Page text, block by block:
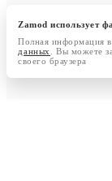
Zamod использует
Полная информация
данных
. Вы можете
своего браузера